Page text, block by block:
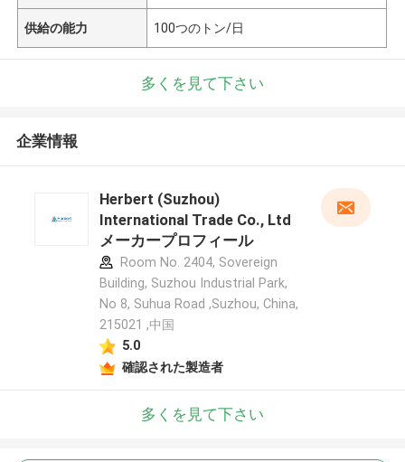
供給の能力 100つのトン/日
多くを見て下さい
企業情報
Herbert (Suzhou)
International Trade Co., Ltd
メーカープロフィール
Room No. 2404, Sovereign
Building, Suzhou Industrial Park,
No 8, Suhua Road ,Suzhou, China,
215021 ,中国
5.0
確認された製造者
多くを見て下さい